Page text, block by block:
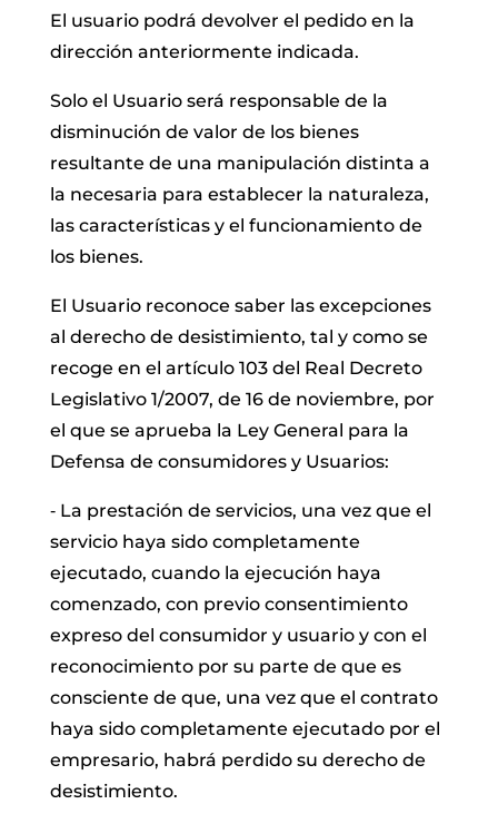
El usuario podrá devolver el pedido en la
dirección anteriormente indicada.
Solo el Usuario será responsable de la
disminución de valor de los bienes
resultante de una manipulación distinta a
la necesaria para establecer la naturaleza,
las características y el funcionamiento de
los bienes.
El Usuario reconoce saber las excepciones
al derecho de desistimiento, tal y como se
recoge en el artículo 103 del Real Decreto
Legislativo 1/2007, de 16 de noviembre, por
el que se aprueba la Ley General para la
Defensa de consumidores y Usuarios:
‐ La prestación de servicios, una vez que el
servicio haya sido completamente
ejecutado, cuando la ejecución haya
comenzado, con previo consentimiento
expreso del consumidor y usuario y con el
reconocimiento por su parte de que es
consciente de que, una vez que el contrato
haya sido completamente ejecutado por el
empresario, habrá perdido su derecho de
desistimiento.